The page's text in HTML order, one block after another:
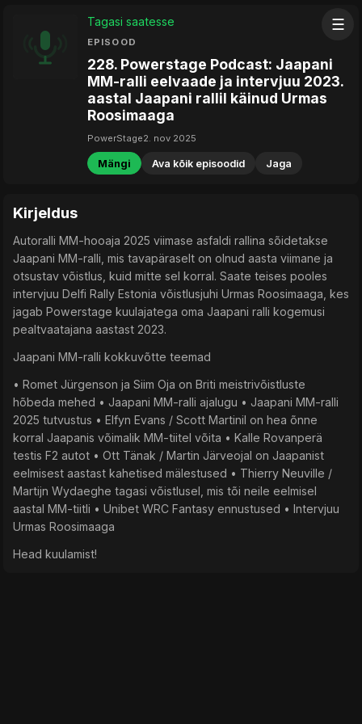
☰
Tagasi saatesse
EPISOOD
228. Powerstage Podcast: Jaapani
MM-ralli eelvaade ja intervjuu 2023.
aastal Jaapani rallil käinud Urmas
Roosimaaga
PowerStage2. nov 2025
Mängi Ava kõik episoodid Jaga
Kirjeldus
Autoralli MM-hooaja 2025 viimase asfaldi rallina sõidetakse
Jaapani MM-ralli, mis tavapäraselt on olnud aasta viimane ja
otsustav võistlus, kuid mitte sel korral. Saate teises pooles
intervjuu Delfi Rally Estonia võistlusjuhi Urmas Roosimaaga, kes
jagab Powerstage kuulajatega oma Jaapani ralli kogemusi
pealtvaatajana aastast 2023.
Jaapani MM-ralli kokkuvõtte teemad
• Romet Jürgenson ja Siim Oja on Briti meistrivõistluste
hõbeda mehed • Jaapani MM-ralli ajalugu • Jaapani MM-ralli
2025 tutvustus • Elfyn Evans / Scott Martinil on hea õnne
korral Jaapanis võimalik MM-tiitel võita • Kalle Rovanperä
testis F2 autot • Ott Tänak / Martin Järveojal on Jaapanist
eelmisest aastast kahetised mälestused • Thierry Neuville /
Martijn Wydaeghe tagasi võistlusel, mis tõi neile eelmisel
aastal MM-tiitli • Unibet WRC Fantasy ennustused • Intervjuu
Urmas Roosimaaga
Head kuulamist!